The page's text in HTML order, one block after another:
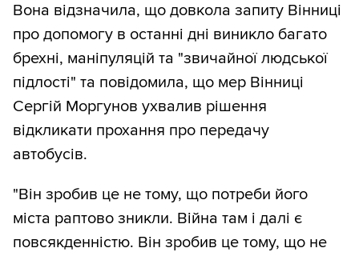
Вона відзначила, що довкола запиту Вінниці
про допомогу в останні дні виникло багато
брехні, маніпуляцій та "звичайної людської
підлості" та повідомила, що мер Вінниці
Сергій Моргунов ухвалив рішення
відкликати прохання про передачу
автобусів.
"Він зробив це не тому, що потреби його
міста раптово зникли. Війна там і далі є
повсякденністю. Він зробив це тому, що не